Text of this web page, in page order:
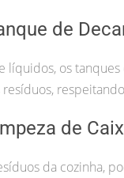
de
líquidos, os
de
da cozinha,